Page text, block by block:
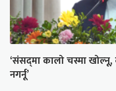
‘संसद्‍मा कालो चस्मा
नगर्नू’